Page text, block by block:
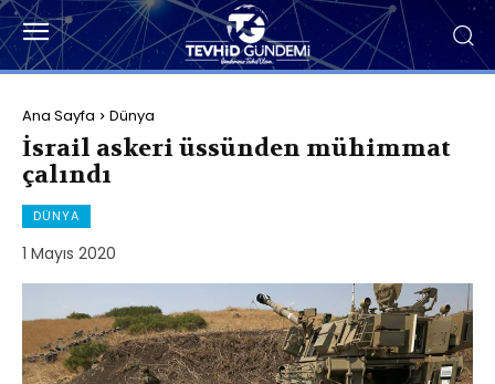
Ana Sayfa Dünya
İsrail askeri üssünden mühimmat
çalındı
DÜNYA
1 Mayıs 2020